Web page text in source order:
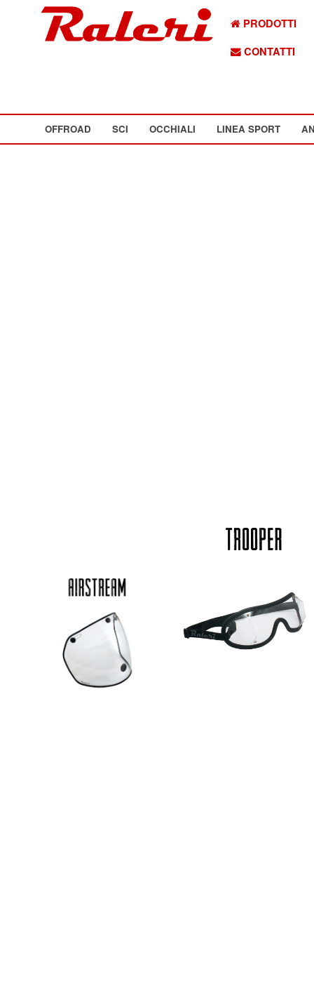
PRODOTTI
CONTATTI
OFFROAD SCI OCCHIALI LINEA SPORT